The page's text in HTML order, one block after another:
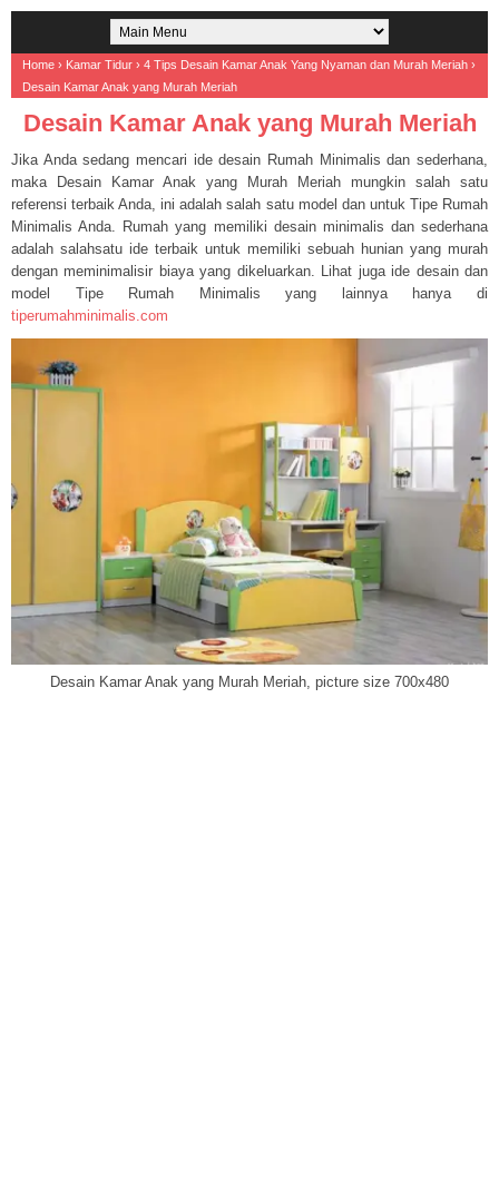
Home › Kamar Tidur › 4 Tips Desain Kamar Anak Yang Nyaman dan Murah Meriah ›
Desain Kamar Anak yang Murah Meriah
Desain Kamar Anak yang Murah Meriah
Jika Anda sedang mencari ide desain Rumah Minimalis dan sederhana,
maka Desain Kamar Anak yang Murah Meriah mungkin salah satu
referensi terbaik Anda, ini adalah salah satu model dan untuk Tipe Rumah
Minimalis Anda. Rumah yang memiliki desain minimalis dan sederhana
adalah salahsatu ide terbaik untuk memiliki sebuah hunian yang murah
dengan meminimalisir biaya yang dikeluarkan. Lihat juga ide desain dan
model Tipe Rumah Minimalis yang lainnya hanya di
tiperumahminimalis.com
Desain Kamar Anak yang Murah Meriah, picture size 700x480